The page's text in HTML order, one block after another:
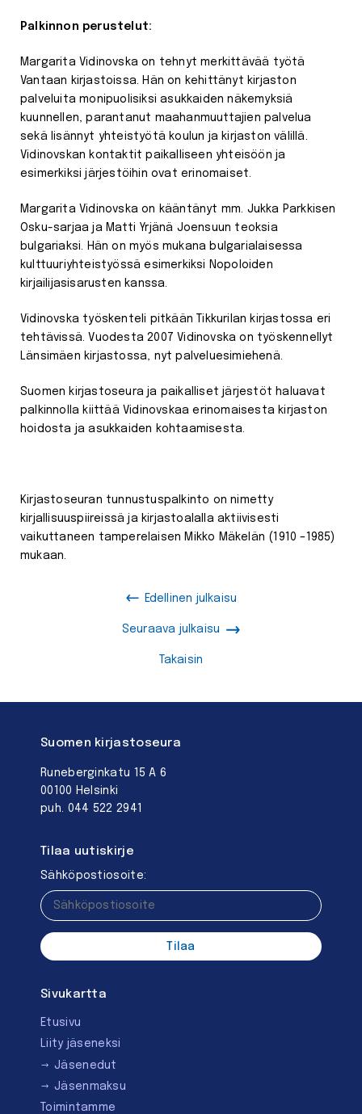
Palkinnon perustelut:
Margarita Vidinovska on tehnyt merkittävää työtä
Vantaan kirjastoissa. Hän on kehittänyt kirjaston
palveluita monipuolisiksi asukkaiden näkemyksiä
kuunnellen, parantanut maahanmuuttajien palvelua
sekä lisännyt yhteistyötä koulun ja kirjaston välillä.
Vidinovskan kontaktit paikalliseen yhteisöön ja
esimerkiksi järjestöihin ovat erinomaiset.
Margarita Vidinovska on kääntänyt mm. Jukka Parkkisen
Osku-sarjaa ja Matti Yrjänä Joensuun teoksia
bulgariaksi. Hän on myös mukana bulgarialaisessa
kulttuuriyhteistyössä esimerkiksi Nopoloiden
kirjailijasisarusten kanssa.
Vidinovska työskenteli pitkään Tikkurilan kirjastossa eri
tehtävissä. Vuodesta 2007 Vidinovska on työskennellyt
Länsimäen kirjastossa, nyt palveluesimiehenä.
Suomen kirjastoseura ja paikalliset järjestöt haluavat
palkinnolla kiittää Vidinovskaa erinomaisesta kirjaston
hoidosta ja asukkaiden kohtaamisesta.
Kirjastoseuran tunnustuspalkinto on nimetty
kirjallisuuspiireissä ja kirjastoalalla aktiivisesti
vaikuttaneen tamperelaisen Mikko Mäkelän (1910 –1985)
mukaan.
Edellinen julkaisu
Takaisin
Seuraava julkaisu
Suomen kirjastoseura
Runeberginkatu 15 A 6
00100 Helsinki
puh. 044 522 2941
Tilaa uutiskirje
Sähköpostiosoite:
Sivukartta
Etusivu
Liity jäseneksi
Jäsenedut
Jäsenmaksu
Toimintamme